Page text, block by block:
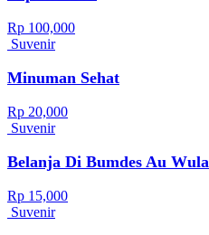
Rp 100,000
Suvenir
Minuman Sehat
Rp 20,000
Suvenir
Belanja Di Bumdes Au Wula
Rp 15,000
Suvenir